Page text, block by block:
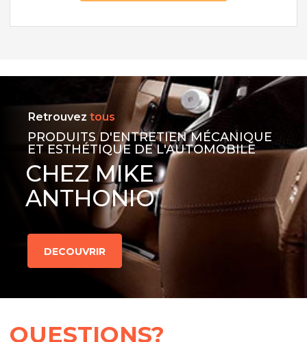
Retrouvez tous
PRODUITS D'ENTRETIEN MÉCANIQUE
ET ESTHÉTIQUE DE L'AUTOMOBILE
CHEZ MIKE
ANTHONIO
DECOUVRIR
QUESTIONS?